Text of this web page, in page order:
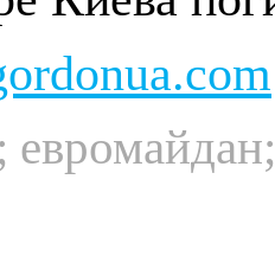
Киева